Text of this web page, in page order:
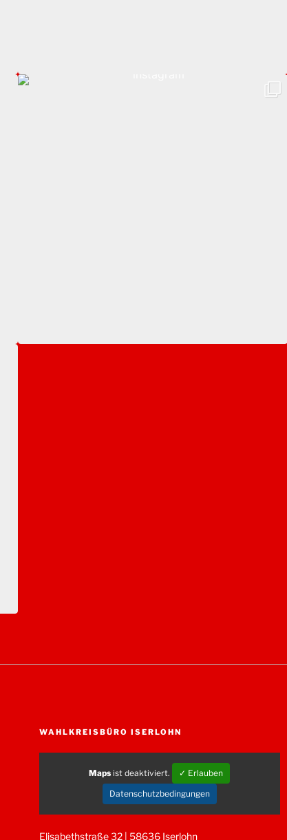
WAHLKREISBÜRO ISERLOHN
Maps ist deaktiviert.
✓ Erlauben
Datenschutzbedingungen
Elisabethstraße 32 | 58636 Iserlohn